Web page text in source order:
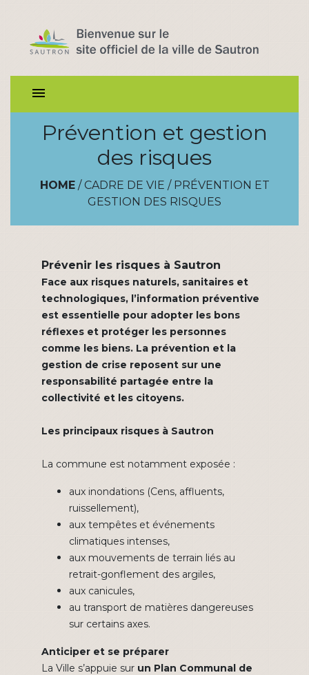
menu
Prévention et gestion
des risques
HOME/ CADRE DE VIE / PRÉVENTION ET
GESTION DES RISQUES
Prévenir les risques à Sautron
Face aux risques naturels, sanitaires et
technologiques, l’information préventive
est essentielle pour adopter les bons
réflexes et protéger les personnes
comme les biens. La prévention et la
gestion de crise reposent sur une
responsabilité partagée entre la
collectivité et les citoyens.
Les principaux risques à Sautron
La commune est notamment exposée :
aux inondations (Cens, affluents,
ruissellement),
aux tempêtes et événements
climatiques intenses,
aux mouvements de terrain liés au
retrait-gonflement des argiles,
aux canicules,
au transport de matières dangereuses
sur certains axes.
Anticiper et se préparer
La Ville s’appuie sur un Plan Communal de